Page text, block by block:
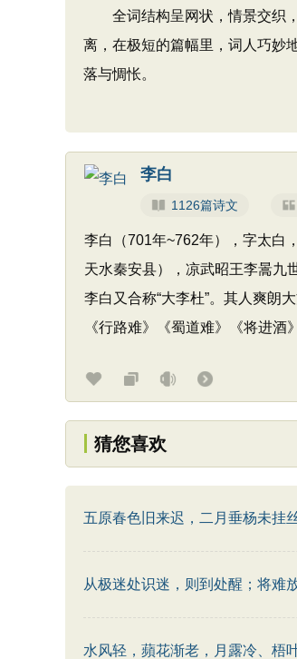
全词结构呈网状，情景交织，
离，在极短的篇幅里，词人巧妙
落与惆怅。
李白
1126篇诗文
李白（701年~762年），字太白
天水秦安县），凉武昭王李暠九
李白又合称“大李杜”。其人爽朗
《行路难》《蜀道难》《将进酒
猜您喜欢
五原春色旧来迟，二月垂杨未挂丝
从极迷处识迷，则到处醒；将难
水风轻，蘋花渐老，月露冷、梧